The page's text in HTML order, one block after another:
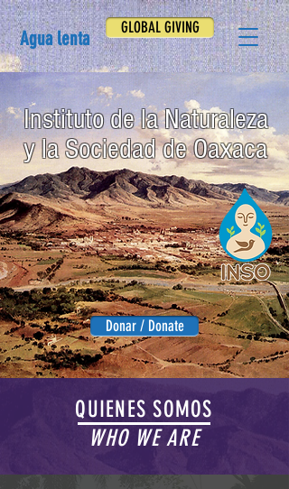
Agua lenta GLOBAL GIVING
Instituto de la Naturaleza
y la Sociedad de Oaxaca
Donar / Donate
QUIENES SOMOS
WHO WE ARE